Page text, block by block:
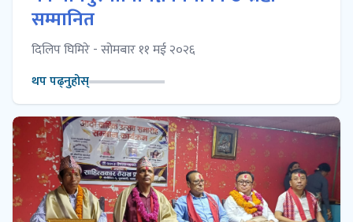
सम्मानित
दिलिप घिमिरे - सोमबार ११ मई २०२६
थप पढ्नुहोस्